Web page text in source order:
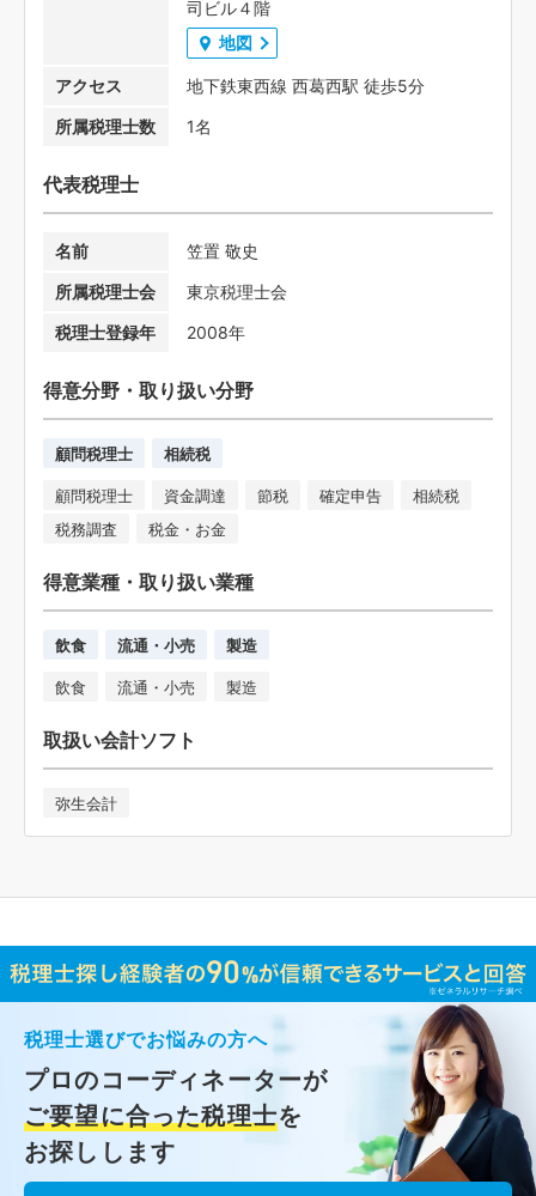
司ビル４階
地図
アクセス
地下鉄東西線 西葛西駅 徒歩5分
所属税理士数
1名
代表税理士
名前
笠置 敬史
所属税理士会
東京税理士会
税理士登録年
2008年
得意分野・取り扱い分野
顧問税理士 相続税
顧問税理士 資金調達 節税 確定申告
相続税
税務調査
税金・お金
得意業種・取り扱い業種
飲食 流通・小売 製造
飲食 流通・小売 製造
取扱い会計ソフト
弥生会計
税理士選びでお悩みの方へ
プロのコーディネーターが
ご要望に合った税理士を
お探しします